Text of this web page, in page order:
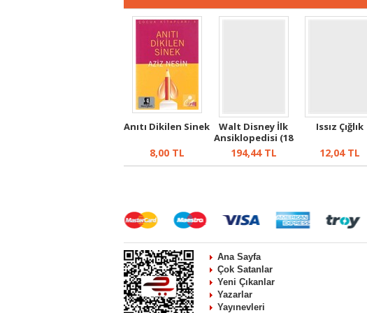
Anıtı Dikilen Sinek
8,00TL
Walt Disney İlk
Ansiklopedisi (18
Cilt)
194,44TL
Issız Çığlık
12,04TL
Ana Sayfa
Çok Satanlar
Yeni Çıkanlar
Yazarlar
Yayınevleri